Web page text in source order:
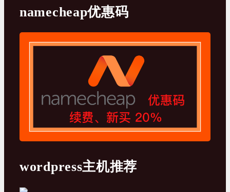
namecheap优惠码
wordpress主机推荐